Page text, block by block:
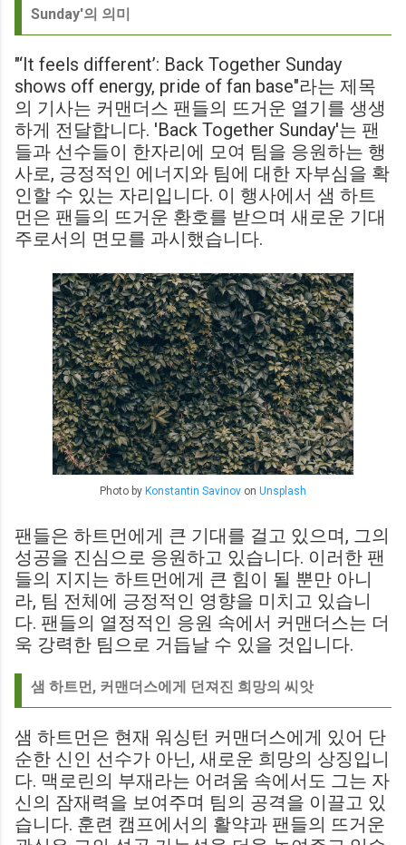
Sunday'의 의미
"‘It feels different’: Back Together Sunday
shows off energy, pride of fan base"라는 제목
의 기사는 커맨더스 팬들의 뜨거운 열기를 생생
하게 전달합니다. 'Back Together Sunday'는 팬
들과 선수들이 한자리에 모여 팀을 응원하는 행
사로, 긍정적인 에너지와 팀에 대한 자부심을 확
인할 수 있는 자리입니다. 이 행사에서 샘 하트
먼은 팬들의 뜨거운 환호를 받으며 새로운 기대
주로서의 면모를 과시했습니다.
Photo by Konstantin Savinov on Unsplash
팬들은 하트먼에게 큰 기대를 걸고 있으며, 그의
성공을 진심으로 응원하고 있습니다. 이러한 팬
들의 지지는 하트먼에게 큰 힘이 될 뿐만 아니
라, 팀 전체에 긍정적인 영향을 미치고 있습니
다. 팬들의 열정적인 응원 속에서 커맨더스는 더
욱 강력한 팀으로 거듭날 수 있을 것입니다.
샘 하트먼, 커맨더스에게 던져진 희망의 씨앗
샘 하트먼은 현재 워싱턴 커맨더스에게 있어 단
순한 신인 선수가 아닌, 새로운 희망의 상징입니
다. 맥로린의 부재라는 어려움 속에서도 그는 자
신의 잠재력을 보여주며 팀의 공격을 이끌고 있
습니다. 훈련 캠프에서의 활약과 팬들의 뜨거운